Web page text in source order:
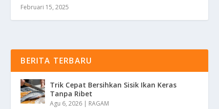
Februari 15, 2025
BERITA TERBARU
Trik Cepat Bersihkan Sisik Ikan Keras
Tanpa Ribet
Agu 6, 2026 | RAGAM